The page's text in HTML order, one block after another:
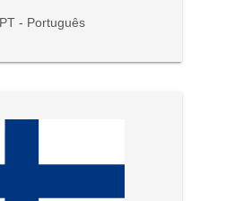
PT - Português